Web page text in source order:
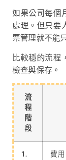
如果公司每個
處理。但只要
票管理就不能
比較穩的流程
檢查與保存。
流
程
階
段
1.
費